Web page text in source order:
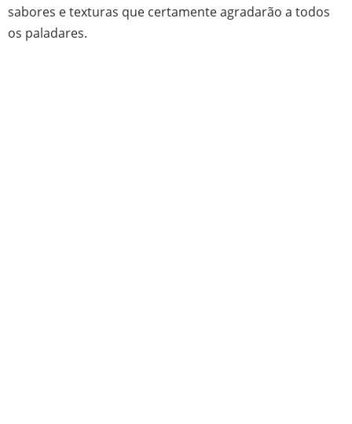
sabores e texturas que certamente agradarão a todos
os paladares.